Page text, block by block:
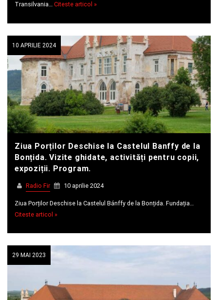
Transilvania… Citeste articol »
10 APRILIE 2024
Ziua Porților Deschise la Castelul Banffy de la
Bonțida. Vizite ghidate, activități pentru copii,
expoziții. Program.
Radio Fir 10 aprilie 2024
Ziua Porților Deschise la Castelul Bánffy de la Bonțida. Fundația…
Citeste articol »
29 MAI 2023